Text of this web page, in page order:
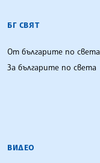
БГ СВЯТ
От българите по света
За българите по света
ВИДЕО